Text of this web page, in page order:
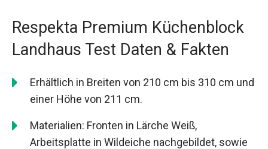
Respekta Premium Küchenblock
Landhaus Test Daten & Fakten
Erhältlich in Breiten von 210 cm bis 310 cm und
einer Höhe von 211 cm.
Materialien: Fronten in Lärche Weiß,
Arbeitsplatte in Wildeiche nachgebildet, sowie